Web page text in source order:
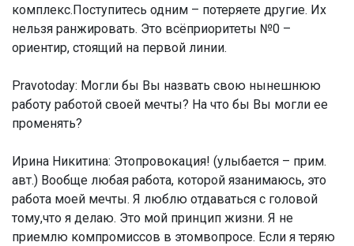
комплекс.Поступитесь одним – потеряете другие. Их
нельзя ранжировать. Это всёприоритеты №0 –
ориентир, стоящий на первой линии.
Pravotoday: Могли бы Вы назвать свою нынешнюю
работу работой своей мечты? На что бы Вы могли ее
променять?
Ирина Никитина: Этопровокация! (улыбается – прим.
авт.) Вообще любая работа, которой язанимаюсь, это
работа моей мечты. Я люблю отдаваться с головой
тому,что я делаю. Это мой принцип жизни. Я не
приемлю компромиссов в этомвопросе. Если я теряю